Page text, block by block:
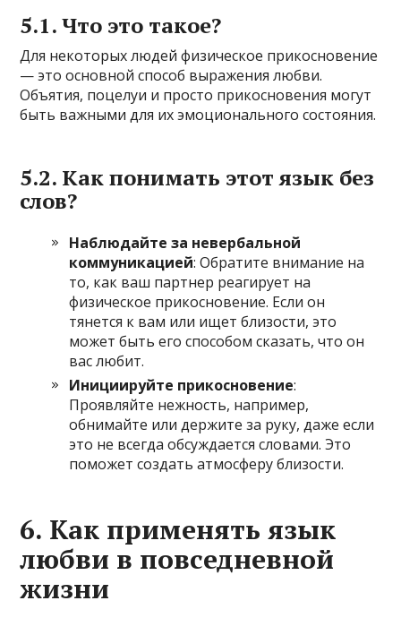
5.1. Что это такое?
Для некоторых людей физическое прикосновение
— это основной способ выражения любви.
Объятия, поцелуи и просто прикосновения могут
быть важными для их эмоционального состояния.
5.2. Как понимать этот язык без
слов?
Наблюдайте за невербальной
коммуникацией: Обратите внимание на
то, как ваш партнер реагирует на
физическое прикосновение. Если он
тянется к вам или ищет близости, это
может быть его способом сказать, что он
вас любит.
Инициируйте прикосновение:
Проявляйте нежность, например,
обнимайте или держите за руку, даже если
это не всегда обсуждается словами. Это
поможет создать атмосферу близости.
6. Как применять язык
любви в повседневной
жизни